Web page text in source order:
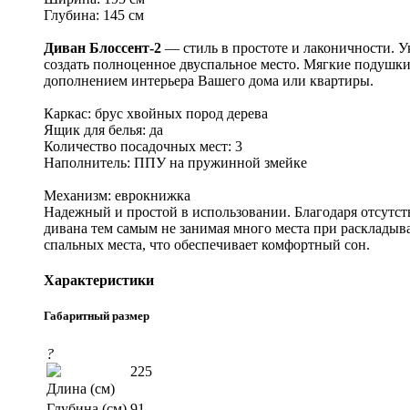
Глубина: 145 см
Диван Блоссент-2 — стиль в простоте и лаконичности.
создать полноценное двуспальное место. Мягкие
дополнением интерьера Вашего дома или квартиры.
Каркас: брус хвойных пород дерева
Ящик для белья: да
Количество посадочных мест: 3
Наполнитель: ППУ на пружинной змейке
Механизм: еврокнижка
Надежный и простой в использовании. Благодаря
дивана тем самым не занимая много места при
спальных места, что обеспечивает комфортный сон.
Характеристики
Габаритный размер
?
Длина (см)
225